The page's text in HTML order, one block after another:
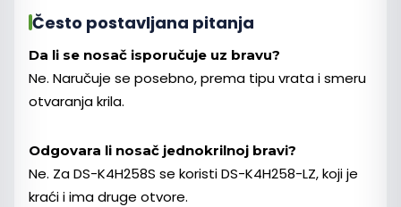
Često postavljana pitanja
Da li se nosač isporučuje uz bravu?
Ne. Naručuje se posebno, prema tipu vrata i smeru
otvaranja krila.
Odgovara li nosač jednokrilnoj bravi?
Ne. Za DS-K4H258S se koristi DS-K4H258-LZ, koji je
kraći i ima druge otvore.